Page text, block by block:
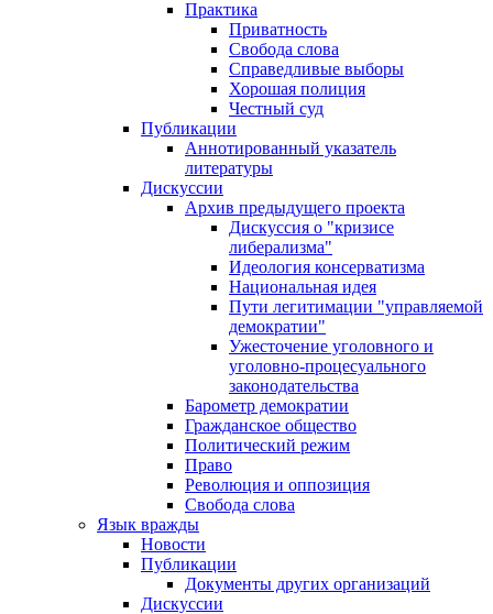
Практика
Приватность
Свобода слова
Справедливые выборы
Хорошая полиция
Честный суд
Публикации
Аннотированный указатель
литературы
Дискуссии
Архив предыдущего проекта
Дискуссия о "кризисе
либерализма"
Идеология консерватизма
Национальная идея
Пути легитимации "управляемой
демократии"
Ужесточение уголовного и
уголовно-процесуального
законодательства
Барометр демократии
Гражданское общество
Политический режим
Право
Революция и оппозиция
Свобода слова
Язык вражды
Новости
Публикации
Документы других организаций
Дискуссии